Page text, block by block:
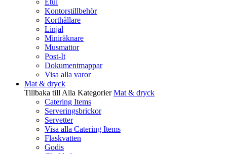
Etui
Kontorstillbehör
Korthållare
Linjal
Miniräknare
Musmattor
Post-It
Dokumentmappar
Visa alla varor
Mat & dryck
Tillbaka till Alla Kategorier Mat & dryck
Catering Items
Serveringsbrickor
Servetter
Visa alla Catering Items
Flaskvatten
Godis